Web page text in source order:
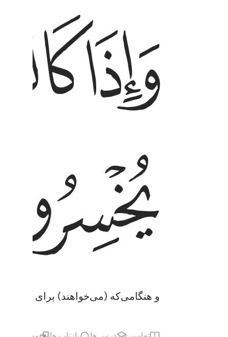
وَإِذَا كَالُوهُمْ أَو وَّزَنُوهُمْ يُخْسِرُونَ ٣
ﲯﲰ
ﲳ
و هنگامی‌که (می‌خواهند) برای آنان